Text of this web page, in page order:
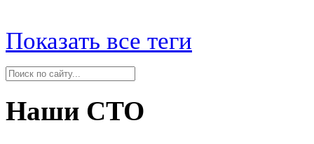
Показать все теги
Наши СТО